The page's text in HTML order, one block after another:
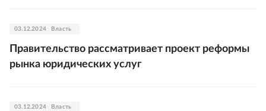
03.12.2024 Власть
Правительство рассматривает проект реформы
рынка юридических услуг
03.12.2024 Власть